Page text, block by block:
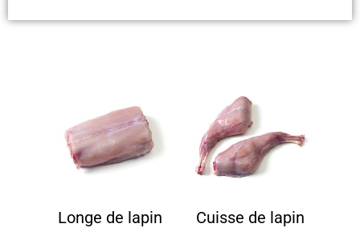
Longe de lapin Cuisse de lapin